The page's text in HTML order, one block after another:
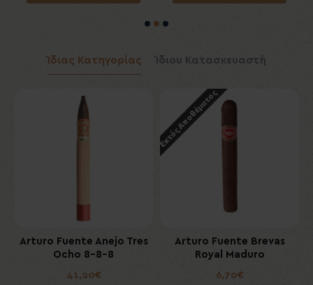
Ίδιας Κατηγορίας Ίδιου Κατασκευαστή
Arturo Fuente Anejo Tres
Ocho 8-8-8
41,20€
Εκτός Αποθέματος
Arturo Fuente Brevas
Royal Maduro
6,70€